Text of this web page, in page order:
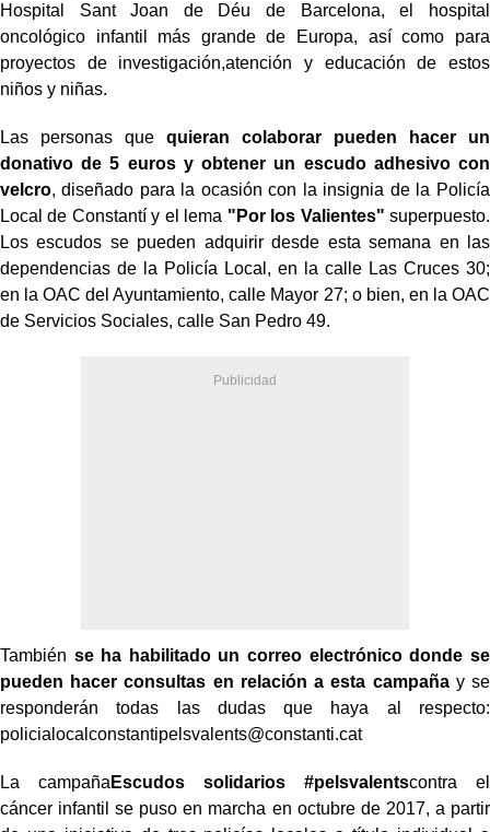
Hospital Sant Joan de Déu de Barcelona, el hospital
oncológico infantil más grande de Europa, así como para
proyectos de investigación,atención y educación de estos
niños y niñas.
Las personas que quieran colaborar pueden hacer un
donativo de 5 euros y obtener un escudo adhesivo con
velcro, diseñado para la ocasión con la insignia de la Policía
Local de Constantí y el lema "Por los Valientes" superpuesto.
Los escudos se pueden adquirir desde esta semana en las
dependencias de la Policía Local, en la calle Las Cruces 30;
en la OAC del Ayuntamiento, calle Mayor 27; o bien, en la OAC
de Servicios Sociales, calle San Pedro 49.
También se ha habilitado un correo electrónico donde se
pueden hacer consultas en relación a esta campañay se
responderán todas las dudas que haya al respecto:
policialocalconstantipelsvalents@constanti.cat
La campañaEscudos solidarios #pelsvalentscontra el
cáncer infantil se puso en marcha en octubre de 2017, a partir